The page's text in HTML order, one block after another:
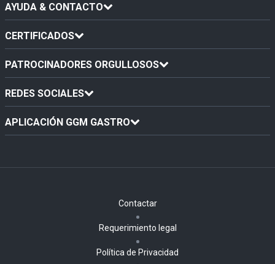
AYUDA & CONTACTO
CERTIFICADOS
PATROCINADORES ORGULLOSOS
REDES SOCIALES
APLICACIÓN GGM GASTRO
Contactar
Requerimiento legal
Política de Privacidad